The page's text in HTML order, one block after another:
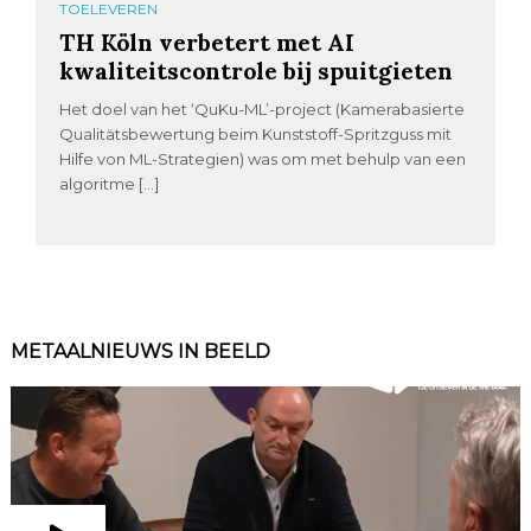
TOELEVEREN
TH Köln verbetert met AI
kwaliteitscontrole bij spuitgieten
Het doel van het ‘QuKu-ML’-project (Kamerabasierte
Qualitätsbewertung beim Kunststoff-Spritzguss mit
Hilfe von ML-Strategien) was om met behulp van een
algoritme […]
METAALNIEUWS IN BEELD